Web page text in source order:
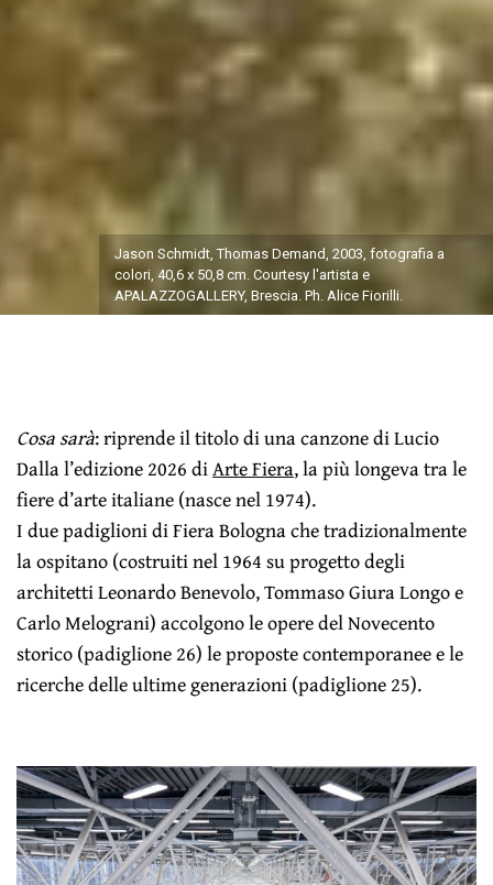
Jason Schmidt, Thomas Demand, 2003, fotografia a
colori, 40,6 x 50,8 cm. Courtesy l'artista e
APALAZZOGALLERY, Brescia. Ph. Alice Fiorilli.
Cosa sarà: riprende il titolo di una canzone di Lucio
Dalla l’edizione 2026 diArte Fiera, la più longeva tra le
fiere d’arte italiane (nasce nel 1974).
I due padiglioni di Fiera Bologna che tradizionalmente
la ospitano (costruiti nel 1964 su progetto degli
architetti Leonardo Benevolo, Tommaso Giura Longo e
Carlo Melograni) accolgono le opere del Novecento
storico (padiglione 26) le proposte contemporanee e le
ricerche delle ultime generazioni (padiglione 25).